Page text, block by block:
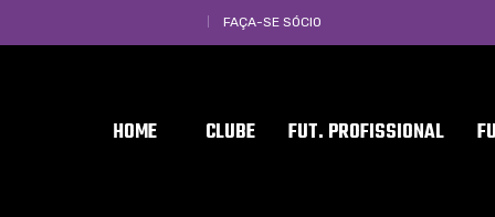
FAÇA-SE SÓCIO
HOME CLUBE FUT. PROFISSIONAL